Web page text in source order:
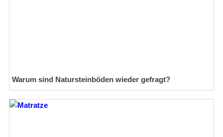
Warum sind Natursteinböden wieder gefragt?